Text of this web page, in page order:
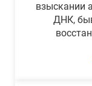
взыскании
ДНК,